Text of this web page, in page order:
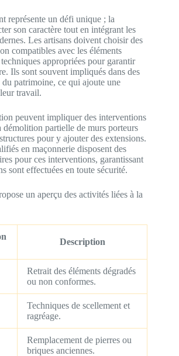
représente un défi unique ; la
son caractère tout en intégrant les
Les artisans doivent choisir des
compatibles avec les éléments
appropriées pour garantir
Ils sont souvent impliqués dans des
patrimoine, ce qui ajoute une
travail.
peuvent impliquer des interventions
démolition partielle de murs porteurs
pour y ajouter des extensions.
en maçonnerie disposent des
pour ces interventions, garantissant
sont effectuées en toute sécurité.
un aperçu des activités liées à la
Description
Retrait des éléments dégradés
ou non conformes.
Techniques de scellement et
ragréage.
Remplacement de pierres ou
briques anciennes.